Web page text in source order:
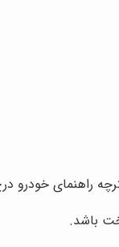
راهنمای